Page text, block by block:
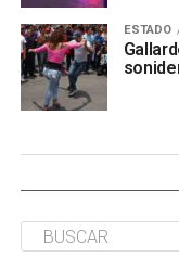
ESTADO